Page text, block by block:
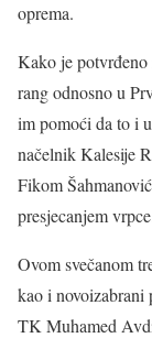
oprema.
Kako je potvrđeno
rang odnosno u
im pomoći da to i
načelnik Kalesije
Fikom
presjecanjem
Ovom svečanom
kao i novoizabrani
TK Muhamed